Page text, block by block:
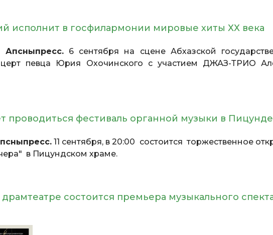
исполнит в госфилармонии мировые хиты ХХ века
Апсныпресс.6 сентября на сцене Абхазской
певца Юрия Охочинского с участием ДЖАЗ-ТРИО
проводиться фестиваль органной музыки в Пицунде
11 сентября, в 20:00 состоится торжественное
в Пицундском храме.
состоится премьера музыкального